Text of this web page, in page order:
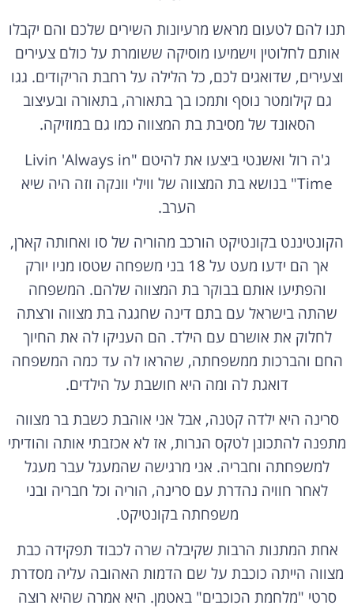
תנו להם לטעום מראש מרעיונות השירים שלכם והם יקבלו
אותם לחלוטין וישמיעו מוסיקה ששומרת על כולם צעירים
וצעירים, שדואגים לכם, כל הלילה על רחבת הריקודים. גגו
גם קילומטר נוסף ותמכו בך בתאורה, בתאורה ובעיצוב
הסאונד של מסיבת בת המצווה כמו גם במוזיקה.
ג'ה רול ואשנטי ביצעו את להיטם "Livin 'Always in
Time" בנושא בת המצווה של ווילי וונקה וזה היה שיא
הערב.
הקונטיננט בקונטיקט הורכב מהוריה של סו ואחותה קארן,
אך הם ידעו מעט על 18 בני משפחה שטסו מניו יורק
והפתיעו אותם בבוקר בת המצווה שלהם. המשפחה
שהתה בישראל עם בתם דינה שחגגה בת מצווה ורצתה
לחלוק את אושרם עם הילד. הם העניקו לה את החיוך
החם והברכות ממשפחתה, שהראו לה עד כמה המשפחה
דואגת לה ומה היא חושבת על הילדים.
סרינה היא ילדה קטנה, אבל אני אוהבת כשבת בר מצווה
מתפנה להתכונן לטקס הנרות, אז לא אכזבתי אותה והודיתי
למשפחתה וחבריה. אני מרגישה שהמעגל עבר מעגל
לאחר חוויה נהדרת עם סרינה, הוריה וכל חבריה ובני
משפחתה בקונטיקט.
אחת המתנות הרבות שקיבלה שרה לכבוד תפקידה כבת
מצווה הייתה כוכבת על שם הדמות האהובה עליה מסדרת
סרטי "מלחמת הכוכבים" באטמן. היא אמרה שהיא רוצה